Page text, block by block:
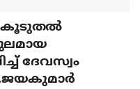
കൂടുതല്‍
ദേവസ്വം